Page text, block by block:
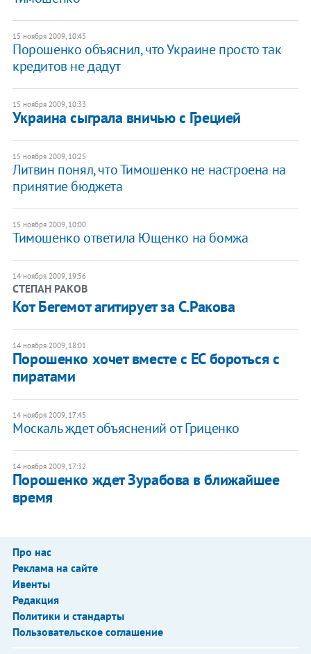
15 ноября 2009, 10:45
Порошенко объяснил, что Украине просто так
кредитов не дадут
15 ноября 2009, 10:33
Украина сыграла вничью с Грецией
15 ноября 2009, 10:25
Литвин понял, что Тимошенко не настроена на
принятие бюджета
15 ноября 2009, 10:00
Тимошенко ответила Ющенко на бомжа
14 ноября 2009, 19:56
СТЕПАН РАКОВ
Кот Бегемот агитирует за С.Ракова
14 ноября 2009, 18:01
Порошенко хочет вместе с ЕС бороться с
пиратами
14 ноября 2009, 17:45
Москаль ждет объяснений от Гриценко
14 ноября 2009, 17:32
Порошенко ждет Зурабова в ближайшее
время
Про нас
Реклама на сайте
Ивенты
Редакция
Политики и стандарты
Пользовательское соглашение